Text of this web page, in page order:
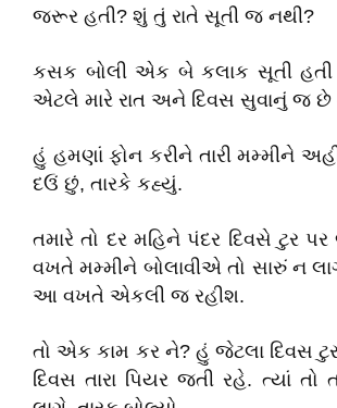
જરૂર હતી? શું તું રાતે સૂતી જ નથી?
કસક બોલી એક બે કલાક સૂતી
એટલે મારે રાત અને દિવસ સુવાનું જ છે
હું હમણાં ફોન કરીને તારી મમ્મીને
દઉં છું, તારકે કહ્યું.
તમારે તો દર મહિને પંદર દિવસે ટુર
વખતે મમ્મીને બોલાવીએ તો સારું ન
આ વખતે એકલી જ રહીશ.
તો એક કામ કર ને? હું જેટલા દિવસ
દિવસ તારા પિયર જતી રહે. ત્યાં